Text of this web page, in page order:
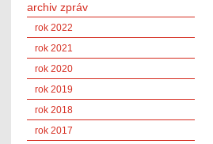
archiv zpráv
rok 2022
rok 2021
rok 2020
rok 2019
rok 2018
rok 2017